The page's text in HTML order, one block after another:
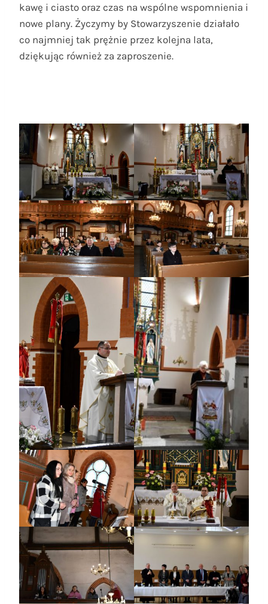
kawę i ciasto oraz czas na wspólne wspomnienia i
nowe plany. Życzymy by Stowarzyszenie działało
co najmniej tak prężnie przez kolejna lata,
dziękując również za zaproszenie.